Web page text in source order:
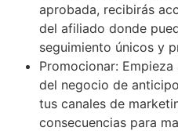
aprobada, recibirás
del afiliado donde
seguimiento únicos y
Promocionar:
del negocio de
tus canales de
consecuencias para